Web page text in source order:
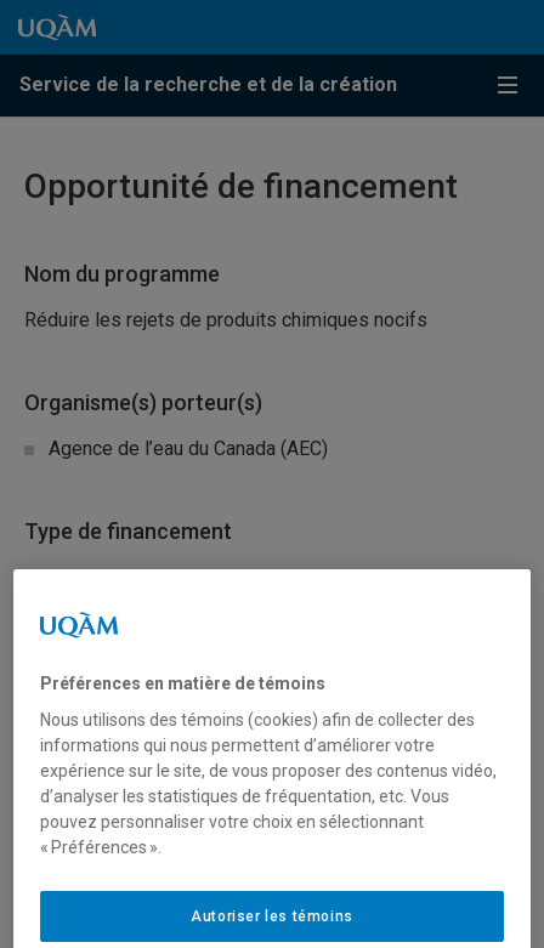
Passer au contenu
Accéder au menu principal
Accéder à la recherche
Passer au contenu
Accéder au menu principal
Service de la recherche et de la création
Menu
Opportunité de financement
Nom du programme
Réduire les rejets de produits chimiques nocifs
Organisme(s) porteur(s)
Agence de l’eau du Canada (AEC)
Type de financement
Fonctionnement
Sciences naturelles et mathématiques
Description du programme
L’initiative relative à l’écosystème d’eau douce des
environnementaux les plus importants qui affectent la
qualité de l’eau et la santé de l’écosystème des Grands
Préférences en matière de témoins
Nous utilisons des témoins (cookies) afin de collecter des
informations qui nous permettent d’améliorer votre
expérience sur le site, de vous proposer des contenus vidéo,
d’analyser les statistiques de fréquentation, etc. Vous
pouvez personnaliser votre choix en sélectionnant
« Préférences ».
Autoriser les témoins